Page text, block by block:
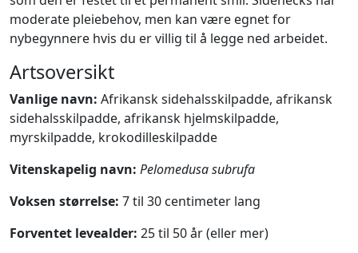
moderate pleiebehov, men kan være egnet for
nybegynnere hvis du er villig til å legge ned arbeidet.
Artsoversikt
Vanlige navn: Afrikansk sidehalsskilpadde, afrikansk
sidehalsskilpadde, afrikansk hjelmskilpadde,
myrskilpadde, krokodilleskilpadde
Vitenskapelig navn: Pelomedusa subrufa
Voksen størrelse: 7 til 30 centimeter lang
Forventet levealder: 25 til 50 år (eller mer)